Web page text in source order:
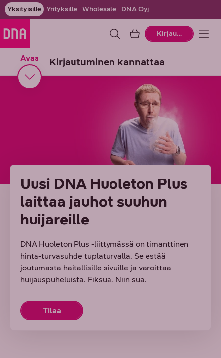
Yksityisille Yrityksille Wholesale DNA Oyj
OstoskoriKirjaudu
Avaa Kirjautuminen kannattaa
Uusi DNA Huoleton Plus
laittaa jauhot suuhun
huijareille
DNA Huoleton Plus -liittymässä on timanttinen
hinta-turvasuhde tuplaturvalla. Se estää
joutumasta haitallisille sivuille ja varoittaa
huijauspuheluista. Fiksua. Niin sua.
Tilaa